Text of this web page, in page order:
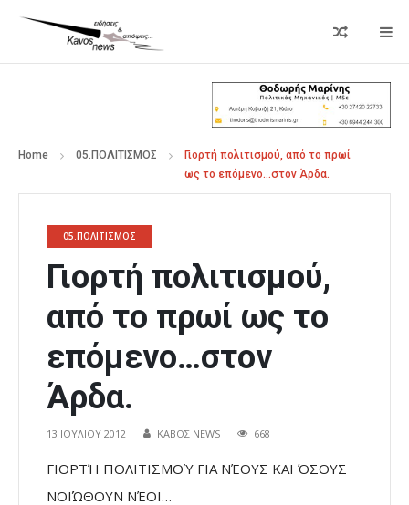
Home 05.ΠΟΛΙΤΙΣΜΟΣ
Γιορτή πολιτισμού, από το πρωί
ως το επόμενο…στον Άρδα.
05.ΠΟΛΙΤΙΣΜΟΣ
Γιορτή πολιτισμού,
από το πρωί ως το
επόμενο…στον
Άρδα.
13 ΙΟΥΛΊΟΥ 2012 ΚΑΒΟΣ NEWS 668
ΓΙΟΡΤΉ ΠΟΛΙΤΙΣΜΟΎ ΓΙΑ ΝΈΟΥΣ ΚΑΙ ΌΣΟΥΣ
ΝΟΙΏΘΟΥΝ ΝΈΟΙ…